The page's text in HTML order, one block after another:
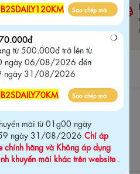
1.5 Triệu Sao chép mã
từ 500.000đ trở lên từ
ngày 06/08/2026 đến
ngày 31/08/2026
Sao chép mã
mãi từ 01g00 ngày
ngày 31/08/2026 Chỉ áp
chính hãng và Không áp dụng
khuyến mãi khác trên website